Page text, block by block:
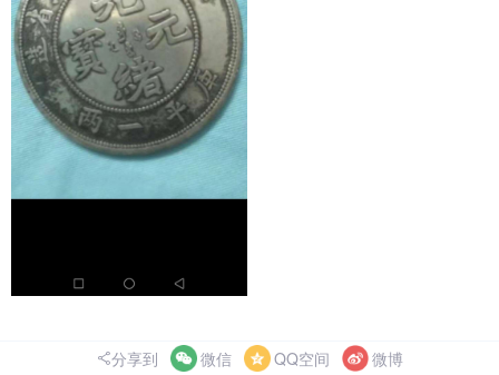
分享到 微信 QQ空间 微博